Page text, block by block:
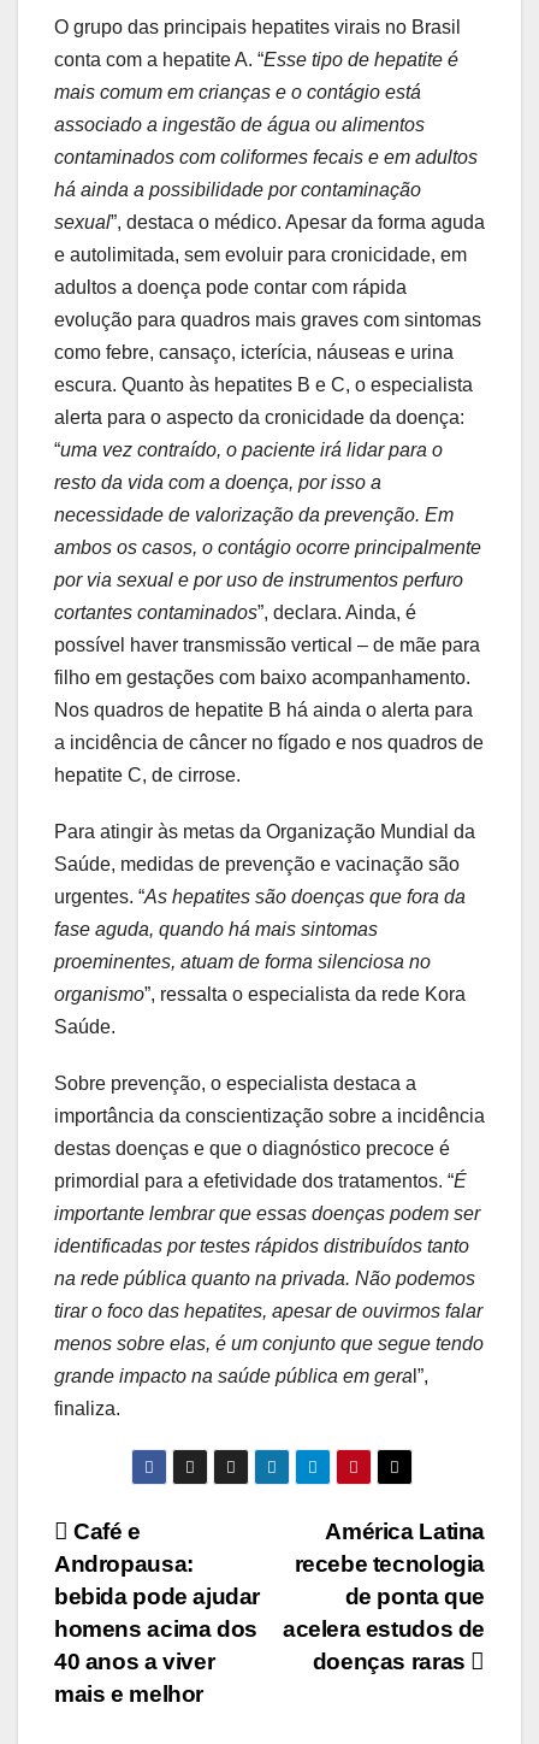
O grupo das principais hepatites virais no Brasil
conta com a hepatite A. “Esse tipo de hepatite é
mais comum em crianças e o contágio está
associado a ingestão de água ou alimentos
contaminados com coliformes fecais e em adultos
há ainda a possibilidade por contaminação
sexual”, destaca o médico. Apesar da forma aguda
e autolimitada, sem evoluir para cronicidade, em
adultos a doença pode contar com rápida
evolução para quadros mais graves com sintomas
como febre, cansaço, icterícia, náuseas e urina
escura. Quanto às hepatites B e C, o especialista
alerta para o aspecto da cronicidade da doença:
“uma vez contraído, o paciente irá lidar para o
resto da vida com a doença, por isso a
necessidade de valorização da prevenção. Em
ambos os casos, o contágio ocorre principalmente
por via sexual e por uso de instrumentos perfuro
cortantes contaminados”, declara. Ainda, é
possível haver transmissão vertical – de mãe para
filho em gestações com baixo acompanhamento.
Nos quadros de hepatite B há ainda o alerta para
a incidência de câncer no fígado e nos quadros de
hepatite C, de cirrose.
Para atingir às metas da Organização Mundial da
Saúde, medidas de prevenção e vacinação são
urgentes. “As hepatites são doenças que fora da
fase aguda, quando há mais sintomas
proeminentes, atuam de forma silenciosa no
organismo”, ressalta o especialista da rede Kora
Saúde.
Sobre prevenção, o especialista destaca a
importância da conscientização sobre a incidência
destas doenças e que o diagnóstico precoce é
primordial para a efetividade dos tratamentos. “É
importante lembrar que essas doenças podem ser
identificadas por testes rápidos distribuídos tanto
na rede pública quanto na privada. Não podemos
tirar o foco das hepatites, apesar de ouvirmos falar
menos sobre elas, é um conjunto que segue tendo
grande impacto na saúde pública em gera l”,
finaliza.
Navegação
de
Post
América Latina
recebe tecnologia
de ponta que
acelera estudos de
doenças raras
Café e
Andropausa:
bebida pode ajudar
homens acima dos
40 anos a viver
mais e melhor